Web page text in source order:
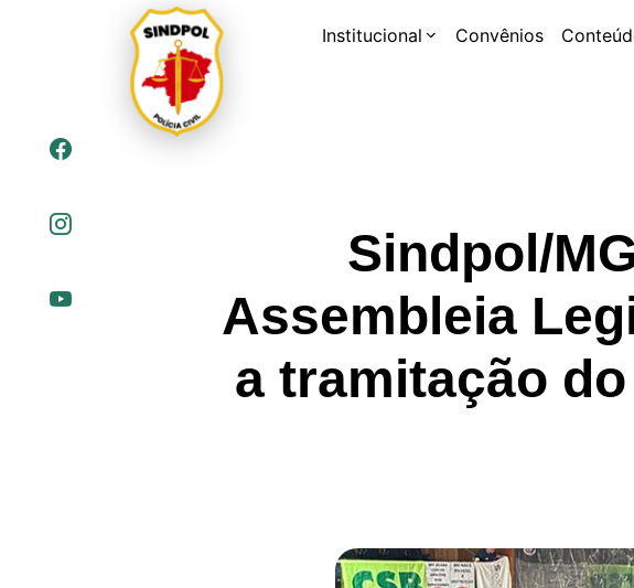
Institucional Convênios
Sindpol/
Assembleia
a tramitação